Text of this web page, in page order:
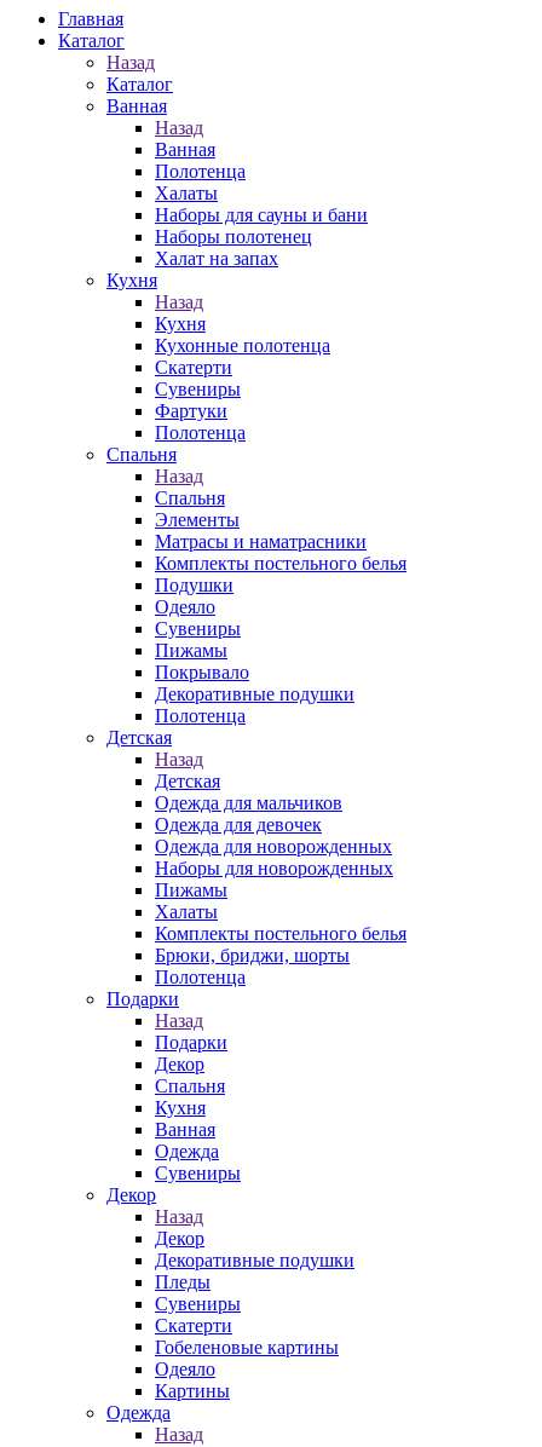
Главная
Каталог
Назад
Каталог
Ванная
Назад
Ванная
Полотенца
Халаты
Наборы для сауны и бани
Наборы полотенец
Халат на запах
Кухня
Назад
Кухня
Кухонные полотенца
Скатерти
Сувениры
Фартуки
Полотенца
Спальня
Назад
Спальня
Элементы
Матрасы и наматрасники
Комплекты постельного белья
Подушки
Одеяло
Сувениры
Пижамы
Покрывало
Декоративные подушки
Полотенца
Детская
Назад
Детская
Одежда для мальчиков
Одежда для девочек
Одежда для новорожденных
Наборы для новорожденных
Пижамы
Халаты
Комплекты постельного белья
Брюки, бриджи, шорты
Полотенца
Подарки
Назад
Подарки
Декор
Спальня
Кухня
Ванная
Одежда
Сувениры
Декор
Назад
Декор
Декоративные подушки
Пледы
Сувениры
Скатерти
Гобеленовые картины
Одеяло
Картины
Одежда
Назад